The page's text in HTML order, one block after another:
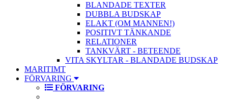
BLANDADE TEXTER
DUBBLA BUDSKAP
ELAKT (OM MANNEN!)
POSITIVT TÄNKANDE
RELATIONER
TANKVÄRT - BETEENDE
VITA SKYLTAR - BLANDADE BUDSKAP
MARITIMT
FÖRVARING
FÖRVARING